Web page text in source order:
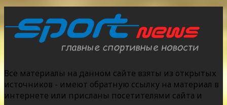
Все материалы на данном сайте взяты из открытых
источников - имеют обратную ссылку на материал в
интернете или присланы посетителями сайта и